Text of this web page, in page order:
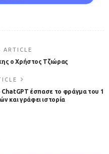
ARTICLE
o Χρήστος Τζιώρας
έσπασε το φράγμα του 1
και γράφει ιστορία